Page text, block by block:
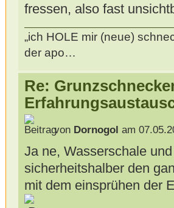
fressen, also fast
„ich HOLE mir (neue)
der apo…
Re:
von Dornogol am
Ja ne, Wasserschale
sicherheitshalber den
mit dem einsprühen der